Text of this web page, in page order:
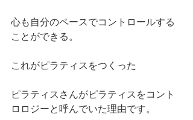
心も自分のペースでコントロールする
ことができる。
これがピラティスをつくった
ピラティスさんがピラティスをコント
ロロジーと呼んでいた理由です。